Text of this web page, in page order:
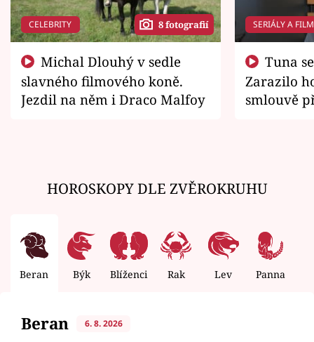
CELEBRITY 8 fotografií
slavného filmového koně.
Jezdil na něm i Draco Malfoy
SERIÁLY A
Zarazilo
smlouvě
HOROSKOPY DLE ZVĚROKRUHU
Beran Býk Blíženci Rak Lev Panna
Beran 6. 8. 2026